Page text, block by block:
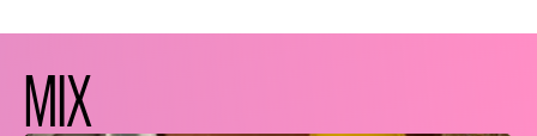
MIX